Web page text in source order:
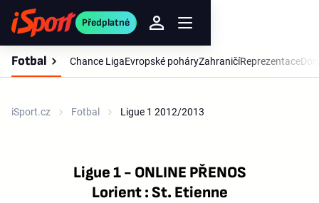
Předplatné
Fotbal Chance LigaEvropské poháryZahraničíReprezentace
iSport.cz Fotbal Ligue 1 2012/2013
Ligue 1 - ONLINE PŘENOS
Lorient : St. Etienne